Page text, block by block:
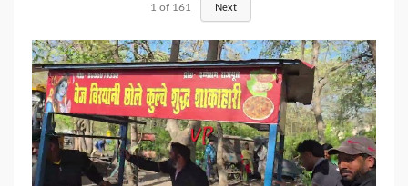
1 of 161 Next